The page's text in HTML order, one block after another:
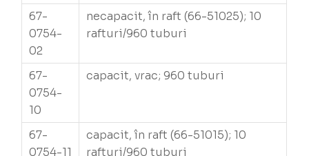
67-
0754-
02
necapacit, în raft (66-51025); 10
rafturi/960 tuburi
67-
0754-
10
capacit, vrac; 960 tuburi
67-
0754-11
capacit, în raft (66-51015); 10
rafturi/960 tuburi